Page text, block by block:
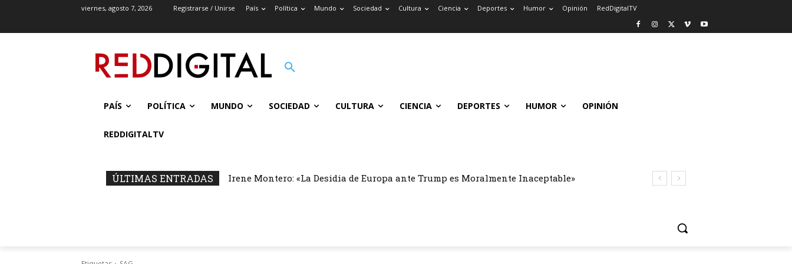
viernes, agosto 7, 2026 Registrarse / Unirse País Política Mundo Sociedad Cultura Ciencia Deportes Humor Opinión RedDigitalTV
PAÍS POLÍTICA MUNDO SOCIEDAD CULTURA CIENCIA DEPORTES HUMOR OPINIÓN
REDDIGITALTV
ÚLTIMAS ENTRADAS Irene Montero: «La Desidia de Europa ante Trump es Moralmente Inaceptable»